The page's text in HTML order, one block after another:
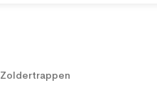
Zoldertrappen